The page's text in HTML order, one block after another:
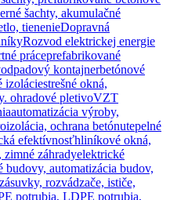
šachty, akumulačné
tienenieDopravná
Rozvod elektrickej energie
práceprefabrikované
odpadový kontajnerbetónové
izoláciestrešné okná,
ohradové pletivoVZT
automatizácia výroby,
ochrana betónutepelné
efektívnosťhliníkové okná,
zimné záhradyelektrické
budovy, automatizácia budov,
rozvádzače, ističe,
potrubia, LDPE potrubia,